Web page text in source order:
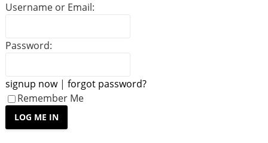
Username or Email:
Password:
signup now| forgot password?
Remember Me